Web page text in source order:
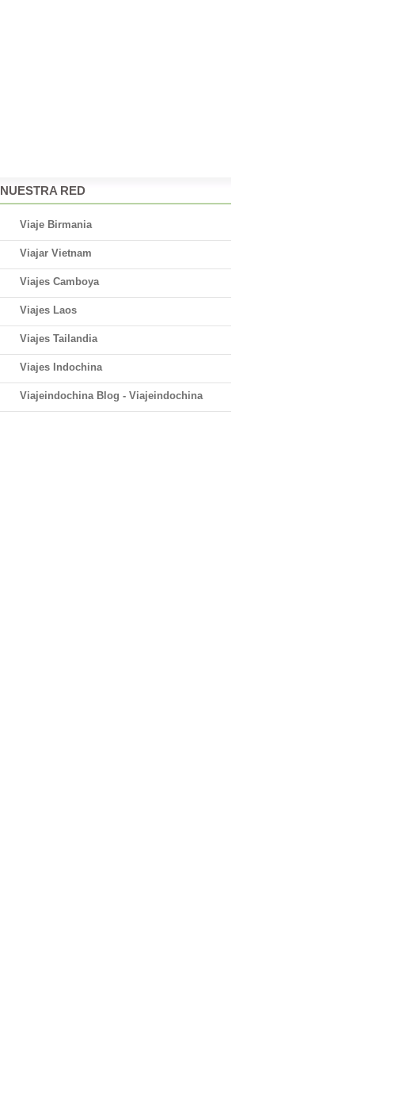
NUESTRA RED
Viaje Birmania
Viajar Vietnam
Viajes Camboya
Viajes Laos
Viajes Tailandia
Viajes Indochina
Viajeindochina Blog - Viajeindochina